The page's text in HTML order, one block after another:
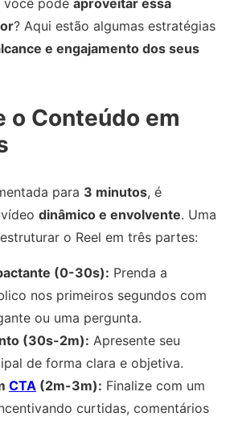
? Aqui estão algumas estratégias
e engajamento dos seus
o Conteúdo em
para 3 minutos, é
dinâmico e envolvente. Uma
o Reel em três partes:
(0-30s): Prenda a
nos primeiros segundos com
ou uma pergunta.
(30s-2m): Apresente seu
de forma clara e objetiva.
CTA (2m-3m): Finalize com um
curtidas, comentários